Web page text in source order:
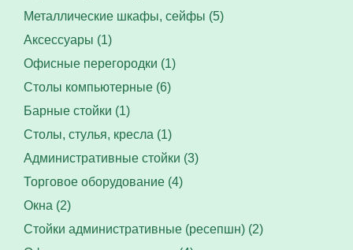
Металлические шкафы, сейфы (5)
Аксессуары (1)
Офисные перегородки (1)
Столы компьютерные (6)
Барные стойки (1)
Столы, стулья, кресла (1)
Административные стойки (3)
Торговое оборудование (4)
Окна (2)
Стойки административные (ресепшн) (2)